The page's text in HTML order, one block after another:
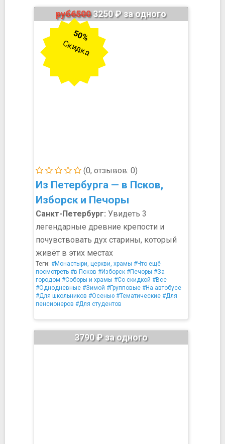
(0, отзывов: 0)
Из Петербурга — в Псков,
Изборск и Печоры
руб65003250 ₽ за одного
50%
Скидка
Санкт-Петербург: Увидеть 3
легендарные древние крепости и
почувствовать дух старины, который
живёт в этих местах
Теги: #Монастыри, церкви, храмы #Что ещё
посмотреть #в Псков #Изборск #Печоры #За
городом #Соборы и храмы #Со скидкой #Все
#Однодневные #Зимой #Групповые #На автобусе
#Для школьников #Осенью #Тематические #Для
пенсионеров #Для студентов
3790 ₽ за одного